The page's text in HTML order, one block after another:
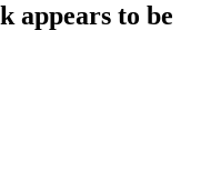
appears to be